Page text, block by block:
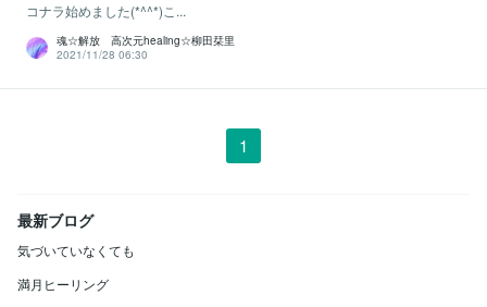
コナラ始めました(*^^*)こ...
魂☆解放 高次元healing☆柳田栞里
2021/11/28 06:30
1
最新ブログ
気づいていなくても
満月ヒーリング